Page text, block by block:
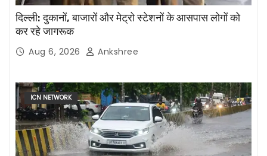
दिल्ली: दुकानों, बाजारों और मेट्रो स्टेशनों के आसपास लोगों को
कर रहे जागरूक
Aug 6, 2026 Ankshree
ICN NETWORK